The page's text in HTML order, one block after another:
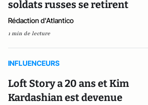
soldats russes se retirent
Rédaction d'Atlantico
1 min de lecture
INFLUENCEURS
Loft Story a 20 ans et Kim
Kardashian est devenue